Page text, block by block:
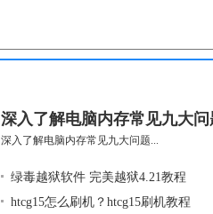
深入了解电脑内存常见九大问
深入了解电脑内存常见九大问题...
绿毒越狱软件 完美越狱4.21教程
htcg15怎么刷机？htcg15刷机教程